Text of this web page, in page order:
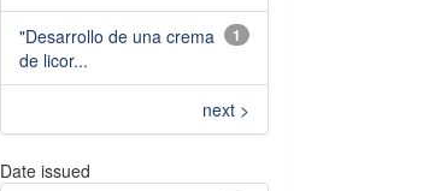
1
"Desarrollo de una crema
de licor...
next >
Date issued